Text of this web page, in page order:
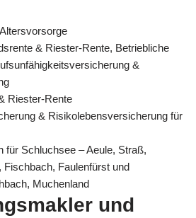
& Riester-Rente, Betriebliche
&
Riester-Rente
& Risikolebensversicherung für
für Schluchsee – Aeule, Straß,
Fischbach, Faulenfürst und
Muchenland
und